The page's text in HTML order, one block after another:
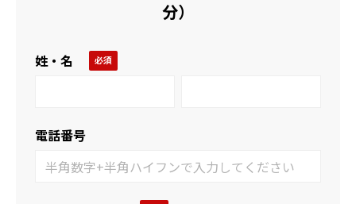
分）
姓・名
電話番号